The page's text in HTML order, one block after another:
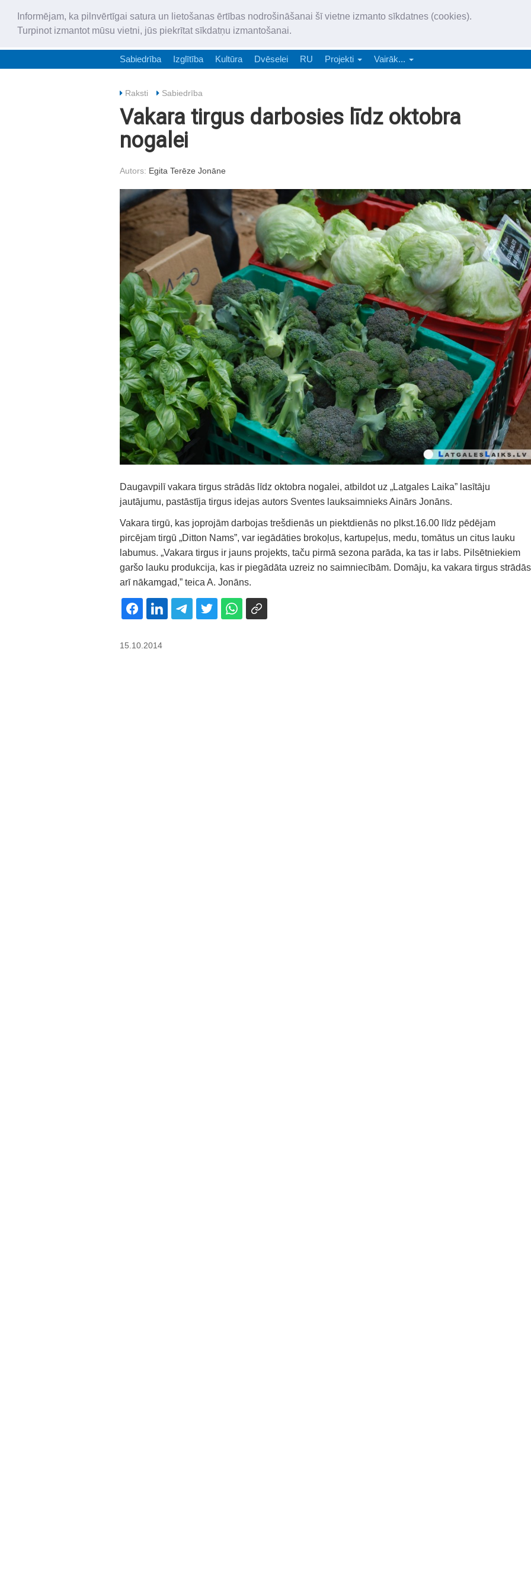
Informējam, ka pilnvērtīgai satura un lietošanas ērtības nodrošināšanai šī vietne izmanto sīkdatnes (cookies).
Turpinot izmantot mūsu vietni, jūs piekrītat sīkdatņu izmantošanai.
„Latgales Laiks” latviešu valodā aptver Daugavpils valstspilsētu,
Sabiedrība Izglītība Kultūra Dvēselei RU Projekti Vairāk...
Raksti Sabiedrība
Vakara tirgus darbosies līdz oktobra
nogalei
Autors: Egita Terēze Jonāne
Daugavpilī vakara tirgus strādās līdz oktobra nogalei, atbildot uz „Latgales Laika” lasītāju
jautājumu, pastāstīja tirgus idejas autors Sventes lauksaimnieks Ainārs Jonāns.
Vakara tirgū, kas joprojām darbojas trešdienās un piektdienās no plkst.16.00 līdz pēdējam
pircējam tirgū „Ditton Nams”, var iegādāties brokoļus, kartupeļus, medu, tomātus un citus lauku
labumus. „Vakara tirgus ir jauns projekts, taču pirmā sezona parāda, ka tas ir labs. Pilsētniekiem
garšo lauku produkcija, kas ir piegādāta uzreiz no saimniecībām. Domāju, ka vakara tirgus strādās
arī nākamgad,” teica A. Jonāns.
15.10.2014